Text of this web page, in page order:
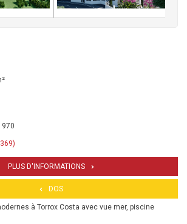
PLUS D'INFORMATIONS
DOS
à Torrox Costa avec vue mer, piscine